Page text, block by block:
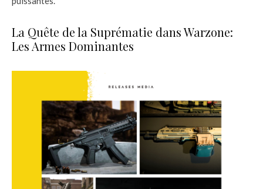
La Quête de la Suprématie dans Warzone:
Les Armes Dominantes